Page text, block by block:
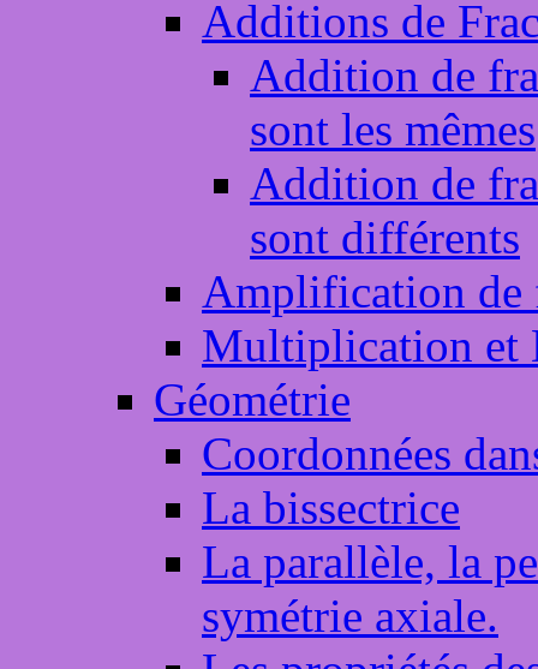
Additions de
Addition de
sont les mêmes
Addition de
sont différents
Amplification de
Multiplication et
Géométrie
Coordonnées
La bissectrice
La parallèle, la
symétrie axiale.